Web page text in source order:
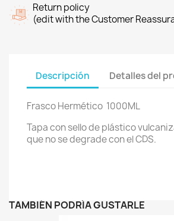
Return policy
(edit with the Customer
Descripción Detalles del
Frasco Hermético 1000ML
Tapa con sello de plástico
que no se degrade con el CDS.
TAMBIÉN PODRÍA GUSTARLE